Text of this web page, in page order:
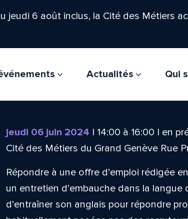
6 août inclus, la Cité des Métiers
Actualités
Qui
jeudi 06 juin 2024 | 14:00 à 16:00 | en
Cité des Métiers du Grand Genève Rue
Répondre à une offre d’emploi rédigée
un entretien d’embauche dans la langue
d’entraîner son anglais pour répondre